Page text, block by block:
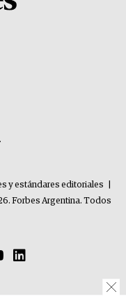
y estándares editoriales
Forbes Argentina. Todos